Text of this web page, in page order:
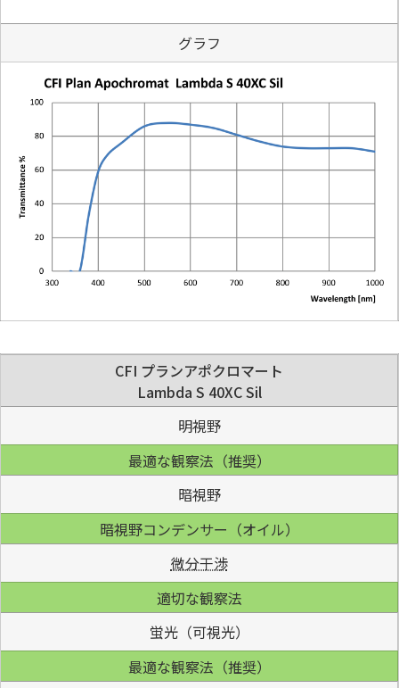
グラフ
CFI プランアポクロマート
Lambda S 40XC Sil
明視野
最適な観察法（推奨）
暗視野
暗視野コンデンサー（オイル）
微分干渉
適切な観察法
蛍光（可視光）
最適な観察法（推奨）